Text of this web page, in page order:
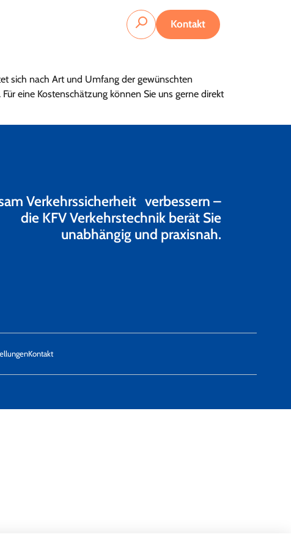
Kontakt
sich nach Art und Umfang der gewünschten
eine Kostenschätzung können Sie uns gerne direkt
Verkehrssicherheit verbessern –
die KFV Verkehrstechnik berät Sie
unabhängig und praxisnah.
Kontakt